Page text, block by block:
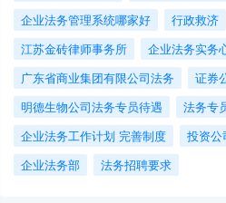
企业法务管理系统哪家好
行政救济
江苏金砖律师事务所
企业法务实务
广东省商业集团有限公司法务
证券
明德生物公司法务专员待遇
法务专
企业法务工作计划 完善制度
投资公
企业法务部
法务招聘要求